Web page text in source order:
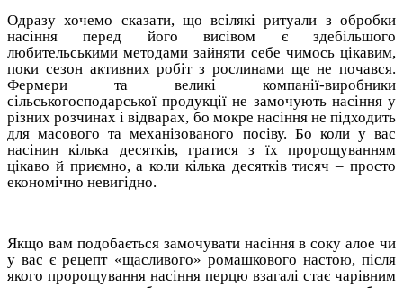
Одразу хочемо сказати, що всілякі ритуали з обробки
насіння перед його висівом є здебільшого
любительськими методами зайняти себе чимось цікавим,
поки сезон активних робіт з рослинами ще не почався.
Фермери та великі компанії-виробники
сільськогосподарської продукції не замочують насіння у
різних розчинах і відварах, бо мокре насіння не підходить
для масового та механізованого посіву. Бо коли у вас
насінин кілька десятків, гратися з їх пророщуванням
цікаво й приємно, а коли кілька десятків тисяч – просто
економічно невигідно.
Якщо вам подобається замочувати насіння в соку алое чи
у вас є рецепт «щасливого» ромашкового настою, після
якого пророщування насіння перцю взагалі стає чарівним